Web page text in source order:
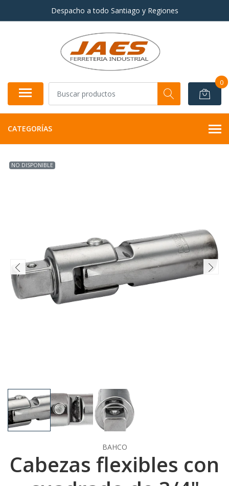
Despacho a todo Santiago y Regiones
0
CATEGORÍAS
NO DISPONIBLE
BAHCO
Cabezas flexibles con